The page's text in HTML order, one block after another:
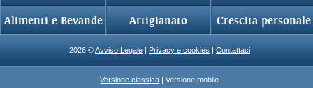
Alimenti e Bevande Artigianato Crescita personale
2026 ©Avviso Legale | Privacy e cookies | Contattaci
Versione classica | Versione mobile